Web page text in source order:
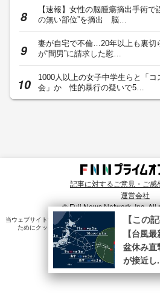
【速報】女性の脳腫瘍摘出手術で
の無い部位”を摘出 脳…
妻が自宅で不倫…20年以上も裏切
が“間男”に請求した慰…
1000人以上の女子中学生らと「コ
会」か 性的暴行の疑いで5…
記事に対するご意見・ご感
運営会社
© Fuji News Network, Inc. All
当ウェブサイトでは、ユーザのニーズ・興味・関⼼に合
ためにクッキーを使⽤しています。詳細は、
プライ
【この
【台風
盆休み直
が接近し